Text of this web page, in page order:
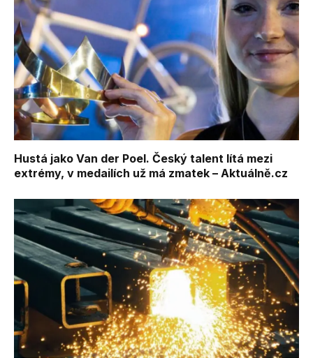
Hustá jako Van der Poel. Český talent lítá mezi
extrémy, v medailích už má zmatek – Aktuálně.cz